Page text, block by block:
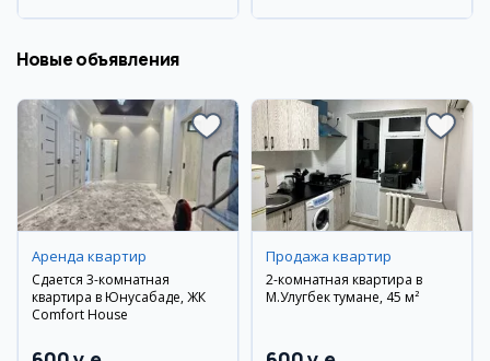
Новые объявления
Аренда квартир
Сдается 3-комнатная
квартира в Юнусабаде, ЖК
Comfort House
Продажа квартир
2-комнатная квартира в
М.Улугбек тумане, 45 м²